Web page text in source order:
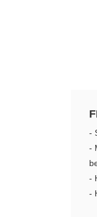
-
-
-
-